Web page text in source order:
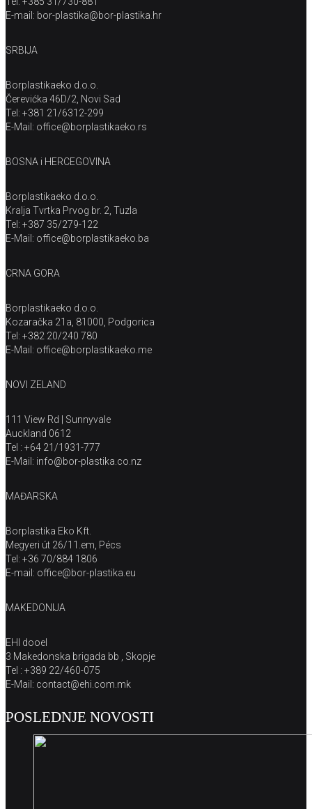
E-mail: bor-plastika@bor-plastika.hr
SRBIJA
Borplastikaeko d.o.o.
Čerevićka 46D/2, Novi Sad
Tel: +381 21/6312-299
E-Mail: office@borplastikaeko.rs
BOSNA i HERCEGOVINA
Borplastikaeko d.o.o.
Kralja Tvrtka Prvog br. 2, Tuzla
Tel: +387 35/279-122
E-Mail: office@borplastikaeko.ba
CRNA GORA
Borplastikaeko d.o.o.
Kozaračka 21a, 81000, Podgorica
Tel: +382 20/240 780
E-Mail: office@borplastikaeko.me
NOVI ZELAND
111 View Rd | Sunnyvale
Auckland 0612
Tel : +64 21/1931-777
E-Mail: info@bor-plastika.co.nz
MAĐARSKA
Borplastika Eko Kft.
Megyeri út 26/11.em, Pécs
Tel: +36 70/884 1806
E-mail: office@bor-plastika.eu
MAKEDONIJA
EHI dooel
3 Makedonska brigada bb , Skopje
Tel : +389 22/460-075
E-Mail: contact@ehi.com.mk
POSLEDNJE NOVOSTI